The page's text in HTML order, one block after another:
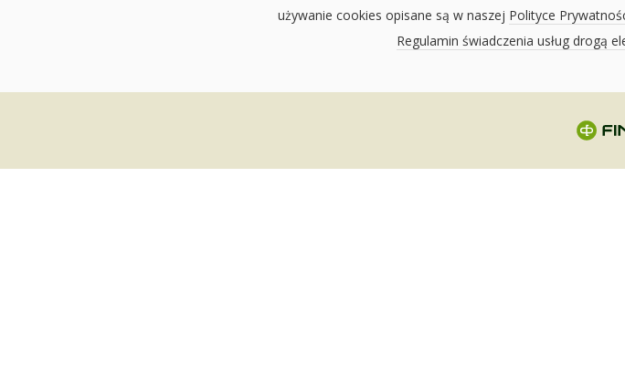
używanie cookies opisane są w naszej Polityce
Regulamin świadczenia usług drogą